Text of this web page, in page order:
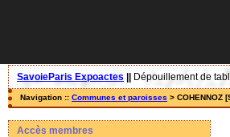
SavoieParis Expoactes Dépouillement de
Navigation :: Communes et paroisses > COHENNOZ
Accès membres